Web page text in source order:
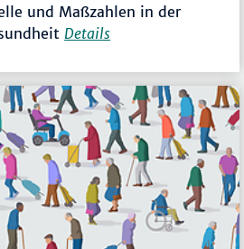
und Maßzahlen in der
Details